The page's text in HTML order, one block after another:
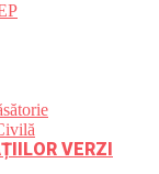
VERZI